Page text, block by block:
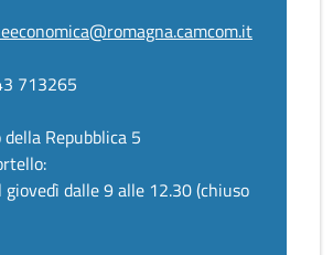
713265
Repubblica 5
dalle 9 alle 12.30 (chiuso